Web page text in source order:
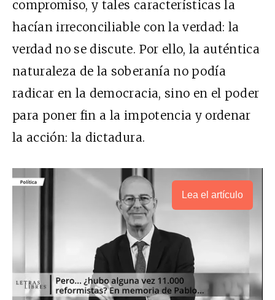
compromiso, y tales características la
hacían irreconciliable con la verdad: la
verdad no se discute. Por ello, la auténtica
naturaleza de la soberanía no podía
radicar en la democracia, sino en el poder
para poner fin a la impotencia y ordenar
la acción: la dictadura.
Lea el artículo